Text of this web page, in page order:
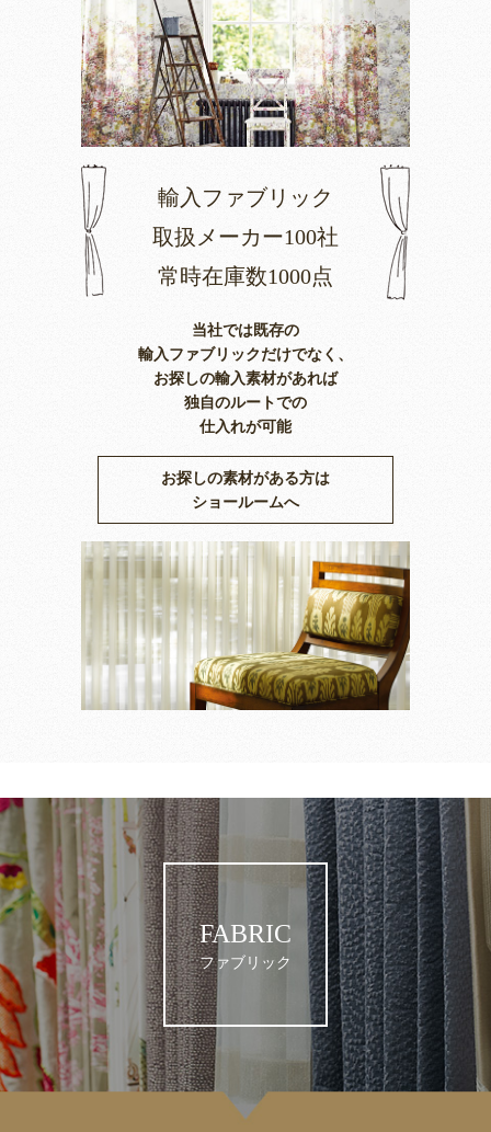
輸入ファブリック
取扱メーカー100社
常時在庫数1000点
当社では既存の
輸入ファブリックだけでなく、
お探しの輸入素材があれば
独自のルートでの
仕入れが可能
お探しの素材がある方は
ショールームへ
FABRIC
ファブリック